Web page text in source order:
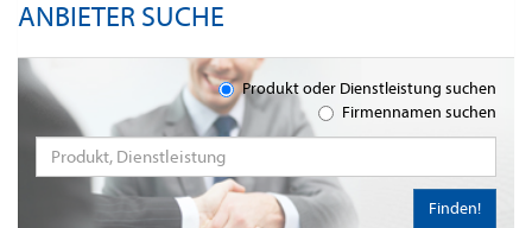
ANBIETER SUCHE
Produkt oder Dienstleistung suchen
Firmennamen suchen
Finden!